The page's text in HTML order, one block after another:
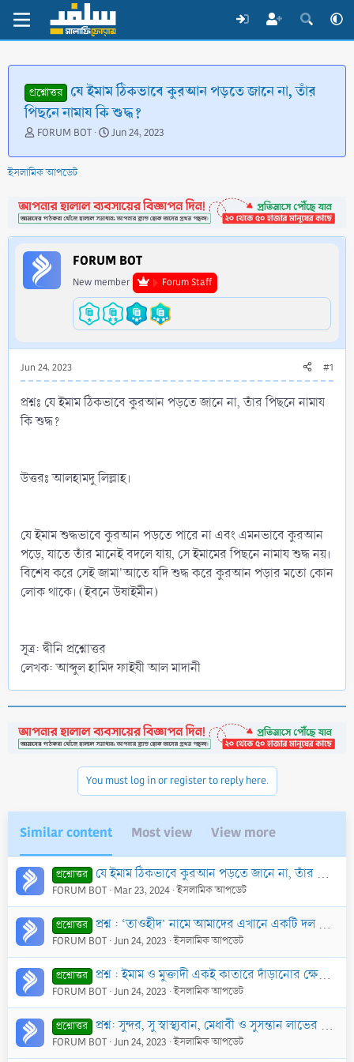
প্রশ্নোত্তর যে ইমাম ঠিকভাবে কুরআন পড়তে জানে না, তাঁর
পিছনে নামায কি শুদ্ধ?
T
r
e
d
s
t
a
r
t
FORUM BOT
S
a
d
a
t
e
Jun 24, 2023
ইসলামিক আপডেট
FORUM BOT
New member Forum Staff
Jun 24, 2023 #1
প্রশ্নঃ যে ইমাম ঠিকভাবে কুরআন পড়তে জানে না, তাঁর পিছনে নামায
কি শুদ্ধ?
উত্তরঃ আলহামদু লিল্লাহ।
যে ইমাম শুদ্ধভাবে কুরআন পড়তে পারে না এবং এমনভাবে কুরআন
পড়ে, যাতে তাঁর মানেই বদলে যায়, সে ইমামের পিছনে নামায শুদ্ধ নয়।
বিশেষ করে সেই জামা'আতে যদি শুদ্ধ করে কুরআন পড়ার মতো কোন
লোক থাকে। (ইবনে উষাইমীন)
সূত্র: দ্বীনি প্রশ্নোত্তর
লেখক: আব্দুল হামিদ ফাইযী আল মাদানী
You must log in or register to reply here.
Similar content Most view View more
প্রশ্নোত্তর যে ইমাম ঠিকভাবে কুরআন পড়তে জানে না, তাঁর পিছনে নামায কি শুদ্ধ?
FORUM BOT Mar 23, 2024 ইসলামিক আপডেট
প্রশ্নোত্তর প্রশ্ন : ‘তাওহীদ’ নামে আমাদের এখানে একটি দল কুরআন পড়িয়ে, ইমামতি করে, সরকারী চাকুরী করে বেতন নেওয়া হারাম বলে। একথার কোন সত্যতা আছে কি?
FORUM BOT Jun 24, 2023 ইসলামিক আপডেট
প্রশ্নোত্তর প্রশ্ন : ইমাম ও মুক্তাদী একই কাতারে দাঁড়ানোর ক্ষেত্রে ইমামকে কি এক বা অর্ধ হাত এগিয়ে দাঁড়াতে হবে, না একই কাতারে পায়ে পা লাগিয়ে দাঁড়াবে?
FORUM BOT Jun 24, 2023 ইসলামিক আপডেট
প্রশ্নোত্তর প্রশ্ন: সুন্দর, সু স্বাস্থ্যবান, মেধাবী ও সুসন্তান লাভের উদ্দেশ্যে গর্ভাবস্থায় কুরআনের বিশেষ বিশেষ সূরা পড়ার আমল কি?
FORUM BOT Jun 24, 2023 ইসলামিক আপডেট